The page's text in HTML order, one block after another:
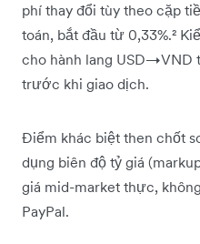
phí thay đổi tùy theo cặp
toán, bắt đầu từ 0,33%.²
cho hành lang
trước khi giao dịch.
Điểm khác biệt then chốt
dụng biên độ tỷ giá
giá mid-market thực,
PayPal.